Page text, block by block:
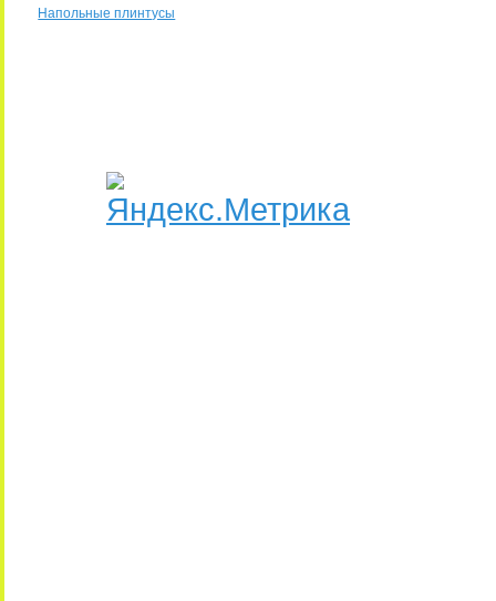
Напольные плинтусы